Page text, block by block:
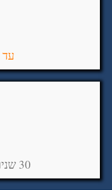
עד 60 אחוז הנחה
30 שניות לקבלת ההצעה